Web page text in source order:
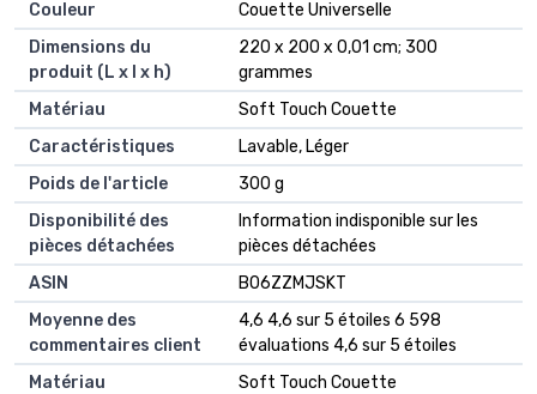
Couleur
‎Couette Universelle
Dimensions du
produit (L x l x h)
‎220 x 200 x 0,01 cm; 300
grammes
Matériau
‎Soft Touch Couette
Caractéristiques
‎Lavable, Léger
Poids de l'article
‎300 g
Disponibilité des
pièces détachées
‎Information indisponible sur les
pièces détachées
ASIN
B06ZZMJSKT
Moyenne des
commentaires client
4,6 4,6 sur 5 étoiles 6 598
évaluations 4,6 sur 5 étoiles
Matériau
Soft Touch Couette